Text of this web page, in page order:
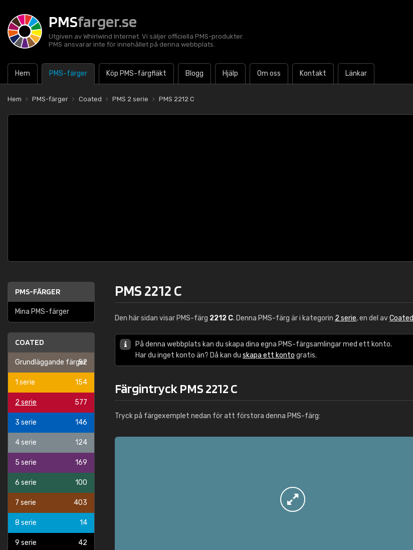
PMSfarger.se
Utgiven av Whirlwind Internet. Vi säljer officiella PMS-produkter.
PMS ansvarar inte för innehållet på denna webbplats.
Hem PMS-färger Köp PMS-färgfläkt Blogg Hjälp Om oss Kontakt Länkar
Hem PMS-färger Coated PMS 2 serie PMS 2212 C
PMS-FÄRGER
Mina PMS-färger
COATED
Grundläggande färger
52
1 serie 154
2 serie 577
3 serie 146
4 serie 124
5 serie 169
6 serie 100
7 serie 403
8 serie 14
9 serie 42
PMS 2212 C
Den här sidan visar PMS-färg 2212 C. Denna PMS-färg är i kategorin 2 serie, en del avCoated
På denna webbplats kan du skapa dina egna PMS-färgsamlingar med ett konto.
Har du inget konto än? Då kan du skapa ett konto gratis.
Färgintryck PMS 2212 C
Tryck på färgexemplet nedan för att förstora denna PMS-färg: